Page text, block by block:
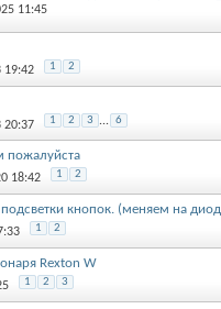
11:45
19:42 1 2
20:37 1 2 3 ... 6
пожалуйста
18:42 1 2
кнопок. (меняем на
1 2
Rexton W
1 2 3